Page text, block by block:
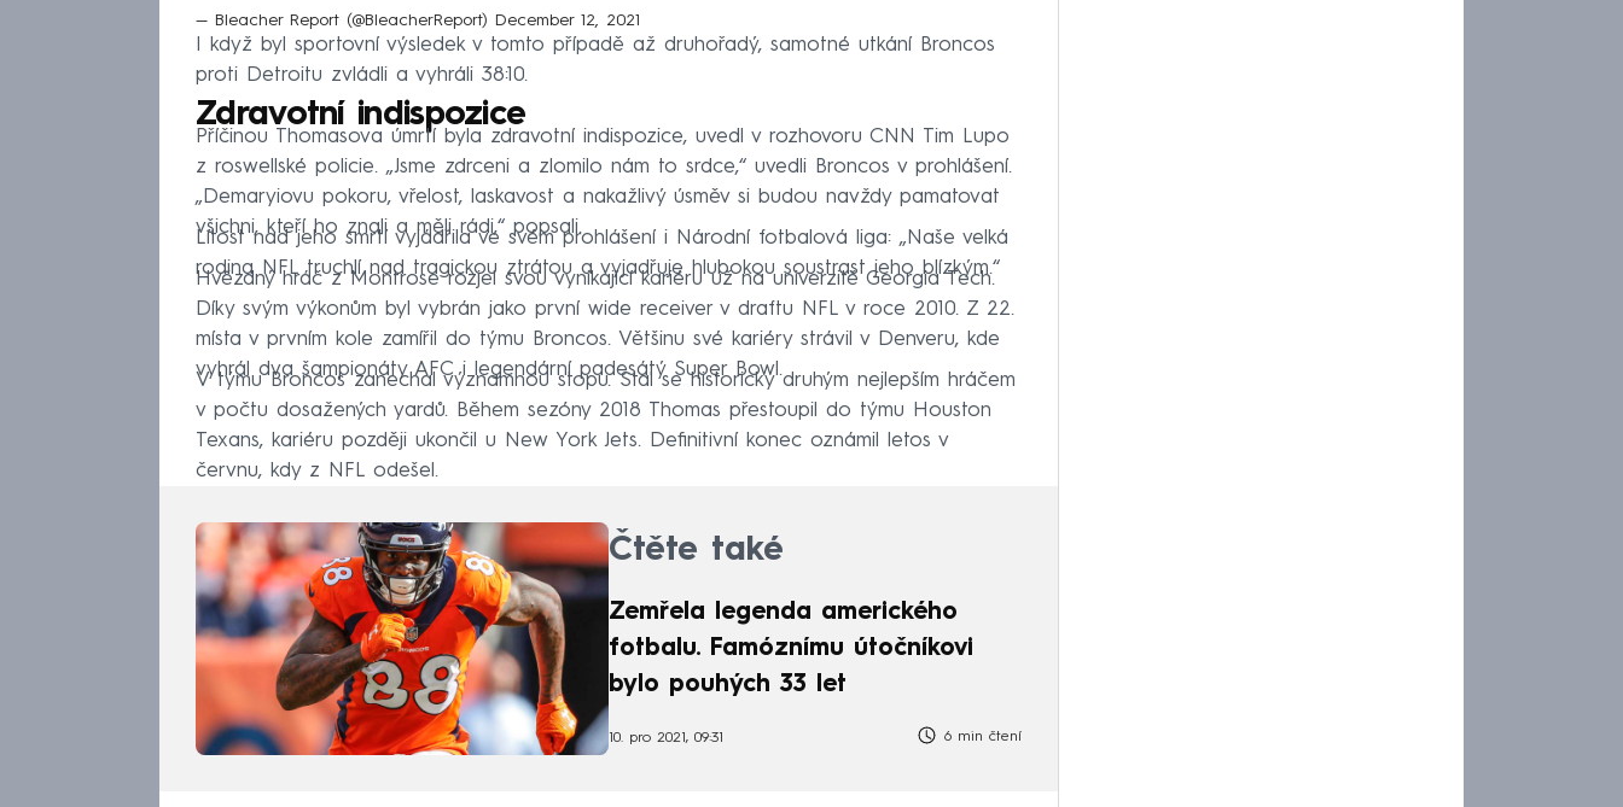
— Bleacher Report (@BleacherReport) December 12, 2021
I když byl sportovní výsledek v tomto případě až druhořadý, samotné utkání Broncos
proti Detroitu zvládli a vyhráli 38:10.
Zdravotní indispozice
Příčinou Thomasova úmrtí byla zdravotní indispozice, uvedl v rozhovoru CNN Tim Lupo
z roswellské policie. „Jsme zdrceni a zlomilo nám to srdce,“ uvedli Broncos v prohlášení.
„Demaryiovu pokoru, vřelost, laskavost a nakažlivý úsměv si budou navždy pamatovat
všichni, kteří ho znali a měli rádi,“ popsali.
Lítost nad jeho smrtí vyjádřila ve svém prohlášení i Národní fotbalová liga: „Naše velká
rodina NFL truchlí nad tragickou ztrátou a vyjadřuje hlubokou soustrast jeho blízkým.“
Hvězdný hráč z Montrose rozjel svou vynikající kariéru už na univerzitě Georgia Tech.
Díky svým výkonům byl vybrán jako první wide receiver v draftu NFL v roce 2010. Z 22.
místa v prvním kole zamířil do týmu Broncos. Většinu své kariéry strávil v Denveru, kde
vyhrál dva šampionáty AFC i legendární padesátý Super Bowl.
V týmu Broncos zanechal významnou stopu. Stal se historicky druhým nejlepším hráčem
v počtu dosažených yardů. Během sezóny 2018 Thomas přestoupil do týmu Houston
Texans, kariéru později ukončil u New York Jets. Definitivní konec oznámil letos v
červnu, kdy z NFL odešel.
Čtěte také
Zemřela legenda amerického
fotbalu. Famóznímu útočníkovi
bylo pouhých 33 let
10. pro 2021, 09:31 6 min čtení